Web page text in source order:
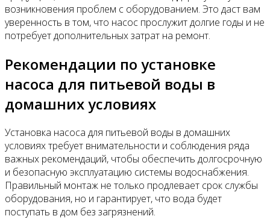
возникновения проблем с оборудованием. Это даст вам
уверенность в том, что насос прослужит долгие годы и не
потребует дополнительных затрат на ремонт.
Рекомендации по установке
насоса для питьевой воды в
домашних условиях
Установка насоса для питьевой воды в домашних
условиях требует внимательности и соблюдения ряда
важных рекомендаций, чтобы обеспечить долгосрочную
и безопасную эксплуатацию системы водоснабжения.
Правильный монтаж не только продлевает срок службы
оборудования, но и гарантирует, что вода будет
поступать в дом без загрязнений.